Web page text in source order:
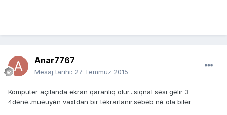
Anar7767
Mesaj tarihi: 27 Temmuz 2015
Kompüter açılanda ekran qaranlıq olur...siqnal səsi gəlir 3-
4dənə..müəuyən vaxtdan bir təkrarlanır.səbəb nə ola bilər